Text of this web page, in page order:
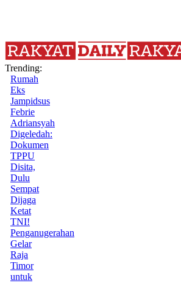
Trending:
Rumah
Eks
Jampidsus
Febrie
Adriansyah
Digeledah:
Dokumen
TPPU
Disita,
Dulu
Sempat
Dijaga
Ketat
TNI!
Penganugerahan
Gelar
Raja
Timor
untuk